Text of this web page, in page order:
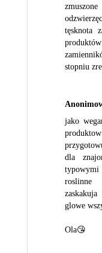
tęsknota
stopniu
jako
dla
typowymi
roslinne
glowe
Ola😘